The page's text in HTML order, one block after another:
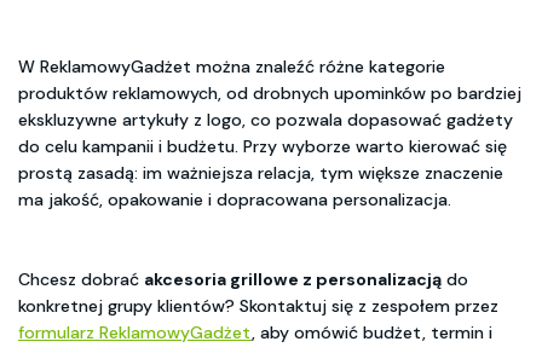
W ReklamowyGadżet można znaleźć różne kategorie
produktów reklamowych, od drobnych upominków po bardziej
ekskluzywne artykuły z logo, co pozwala dopasować gadżety
do celu kampanii i budżetu. Przy wyborze warto kierować się
prostą zasadą: im ważniejsza relacja, tym większe znaczenie
ma jakość, opakowanie i dopracowana personalizacja.
Chcesz dobrać akcesoria grillowe z personalizacją do
konkretnej grupy klientów? Skontaktuj się z zespołem przez
formularz ReklamowyGadżet, aby omówić budżet, termin i